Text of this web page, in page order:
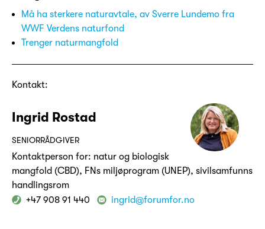
Må ha sterkere naturavtale, av Sverre Lundemo fra
WWF Verdens naturfond
Trenger naturmangfold
Kontakt:
Ingrid Rostad
SENIORRÅDGIVER
Kontaktperson for: natur og biologisk
mangfold (CBD), FNs miljøprogram (UNEP), sivilsamfunns
handlingsrom
+47 908 91 440
ingrid@forumfor.no